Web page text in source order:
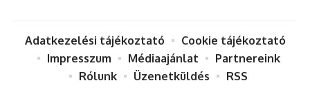
Adatkezelési tájékoztató
Cookie tájékoztató
Impresszum
Médiaajánlat
Partnereink
Rólunk
Üzenetküldés RSS